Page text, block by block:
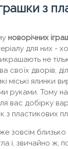
з
новорічних
для них -
не
своїх дворів,
міські ялинки
руками. Тому
вас добірку
з пластикових
зовсім
і, звичайно ж,